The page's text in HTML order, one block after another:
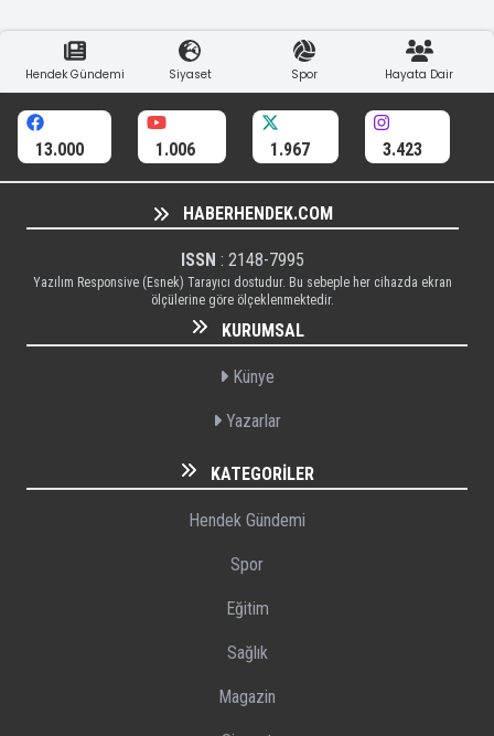
Hendek Gündemi Siyaset Spor Hayata Dair
13.000 1.006 1.967 3.423
HABERHENDEK.COM
ISSN : 2148-7995
Yazılım Responsive (Esnek) Tarayıcı dostudur. Bu sebeple her cihazda ekran
ölçülerine göre ölçeklenmektedir.
KURUMSAL
Künye
Yazarlar
KATEGORILER
Hendek Gündemi
Spor
Eğitim
Sağlık
Magazin